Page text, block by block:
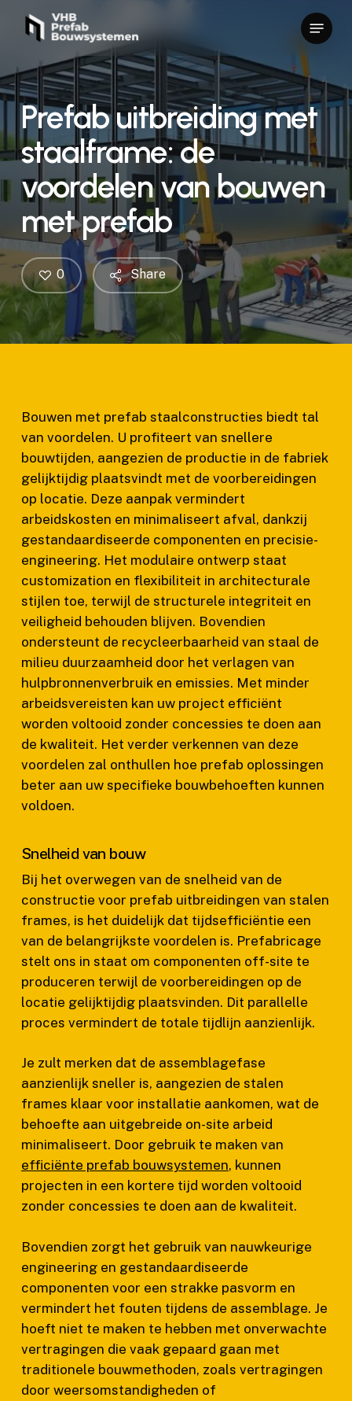
content
Menu
Prefab uitbreiding met
staalframe: de
voordelen van bouwen
met prefab
Share
0
Bouwen met prefab staalconstructies biedt tal
van voordelen. U profiteert van snellere
bouwtijden, aangezien de productie in de fabriek
gelijktijdig plaatsvindt met de voorbereidingen
op locatie. Deze aanpak vermindert
arbeidskosten en minimaliseert afval, dankzij
gestandaardiseerde componenten en precisie-
engineering. Het modulaire ontwerp staat
customization en flexibiliteit in architecturale
stijlen toe, terwijl de structurele integriteit en
veiligheid behouden blijven. Bovendien
ondersteunt de recycleerbaarheid van staal de
milieu duurzaamheid door het verlagen van
hulpbronnenverbruik en emissies. Met minder
arbeidsvereisten kan uw project efficiënt
worden voltooid zonder concessies te doen aan
de kwaliteit. Het verder verkennen van deze
voordelen zal onthullen hoe prefab oplossingen
beter aan uw specifieke bouwbehoeften kunnen
voldoen.
Snelheid van bouw
Bij het overwegen van de snelheid van de
constructie voor prefab uitbreidingen van stalen
frames, is het duidelijk dat tijdsefficiëntie een
van de belangrijkste voordelen is. Prefabricage
stelt ons in staat om componenten off-site te
produceren terwijl de voorbereidingen op de
locatie gelijktijdig plaatsvinden. Dit parallelle
proces vermindert de totale tijdlijn aanzienlijk.
Je zult merken dat de assemblagefase
aanzienlijk sneller is, aangezien de stalen
frames klaar voor installatie aankomen, wat de
behoefte aan uitgebreide on-site arbeid
minimaliseert. Door gebruik te maken van
efficiënte prefab bouwsystemen, kunnen
projecten in een kortere tijd worden voltooid
zonder concessies te doen aan de kwaliteit.
Bovendien zorgt het gebruik van nauwkeurige
engineering en gestandaardiseerde
componenten voor een strakke pasvorm en
vermindert het fouten tijdens de assemblage. Je
hoeft niet te maken te hebben met onverwachte
vertragingen die vaak gepaard gaan met
traditionele bouwmethoden, zoals vertragingen
door weersomstandigheden of